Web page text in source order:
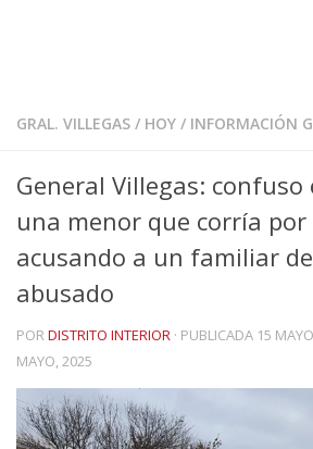
GRAL. VILLEGAS / HOY / INFORMACIÓN
General Villegas: confuso
una menor que corría por
acusando a un familiar
abusado
PORDISTRITO INTERIOR · PUBLICADA 15
MAYO, 2025